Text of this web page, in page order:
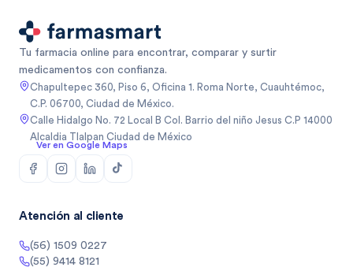
Tu farmacia online para encontrar, comparar y surtir
medicamentos con confianza.
Chapultepec 360, Piso 6, Oficina 1. Roma Norte, Cuauhtémoc,
C.P. 06700, Ciudad de México.
Calle Hidalgo No. 72 Local B Col. Barrio del niño Jesus C.P 14000
Alcaldia Tlalpan Ciudad de México
Ver en Google Maps
Atención al cliente
(56) 1509 0227
(55) 9414 8121